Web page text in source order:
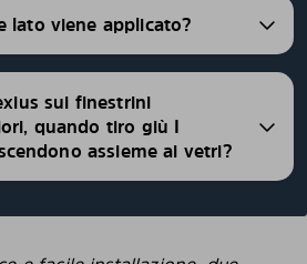
lato viene applicato?
sui finestrini
quando tiro giù I
assieme ai vetri?